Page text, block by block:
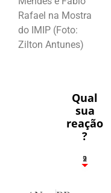
Rafael na Mostra
do IMIP (Foto:
Zilton Antunes)
Qual
sua
reação
?
2
1
2
9